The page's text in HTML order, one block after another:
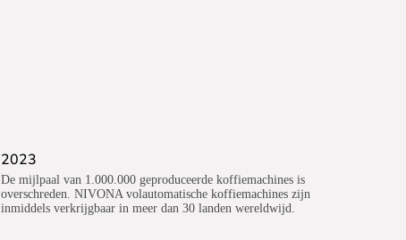
2023
De mijlpaal van 1.000.000 geproduceerde koffiemachines is
overschreden. NIVONA volautomatische koffiemachines zijn
inmiddels verkrijgbaar in meer dan 30 landen wereldwijd.